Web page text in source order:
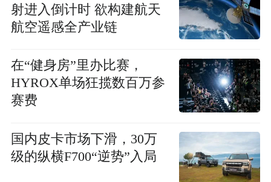
射进入倒计时 欲构建航天
航空遥感全产业链
在“健身房”里办比赛，
HYROX单场狂揽数百万参
赛费
国内皮卡市场下滑，30万
级的纵横F700“逆势”入局